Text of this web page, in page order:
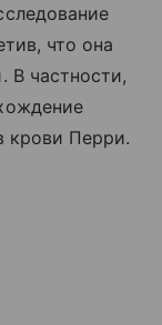
что она
В частности,
крови Перри.